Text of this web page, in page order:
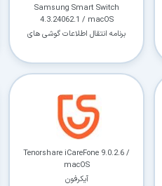
Samsung Smart Switch
4.3.24062.1 / macOS
برنامه انتقال اطلاعات گوشی های
Tenorshare iCareFone 9.0.2.6 /
macOS
آیکرفون
✓